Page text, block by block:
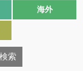
海外